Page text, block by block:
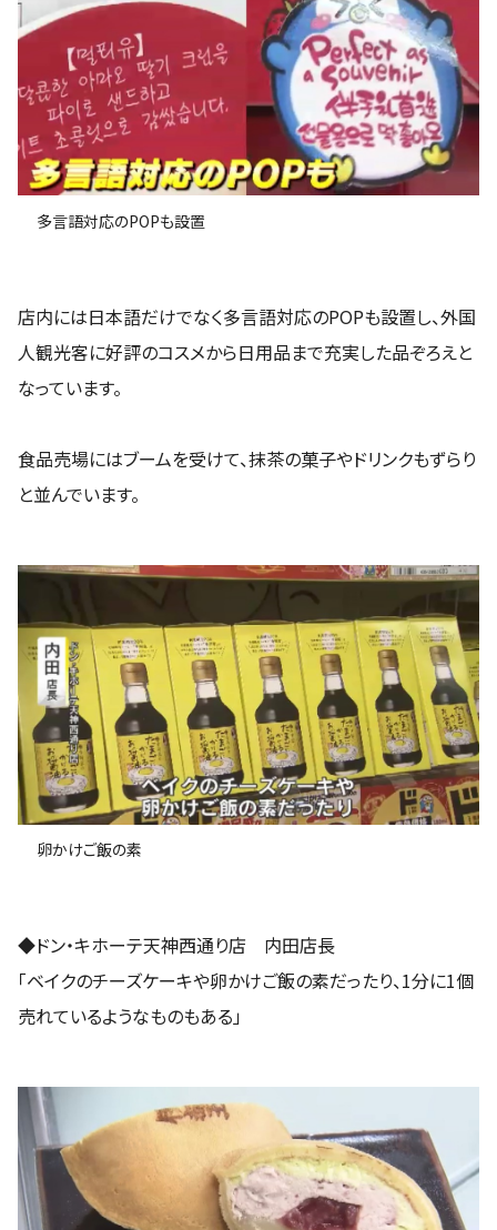
多言語対応のPOPも設置
店内には日本語だけでなく多言語対応のPOPも設置し、外国
人観光客に好評のコスメから日用品まで充実した品ぞろえと
なっています。
食品売場にはブームを受けて、抹茶の菓子やドリンクもずらり
と並んでいます。
卵かけご飯の素
◆ドン・キホーテ天神西通り店 内田店長
「ベイクのチーズケーキや卵かけご飯の素だったり、1分に1個
売れているようなものもある」